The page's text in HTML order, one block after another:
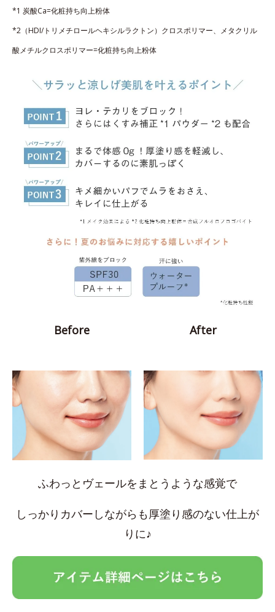
*1 炭酸Ca=化粧持ち向上粉体
*2（HDI/トリメチロールヘキシルラクトン）クロスポリマー、メタクリル
酸メチルクロスポリマー=化粧持ち向上粉体
Before After
ふわっとヴェールをまとうような感覚で
しっかりカバーしながらも厚塗り感のない仕上が
りに♪